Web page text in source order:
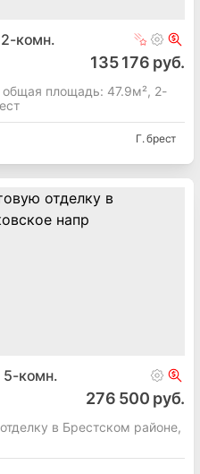
2-комн.
135 176 руб.
площадь: 47.9м², 2-
Г. брест
5-комн.
276 500 руб.
в Брестском районе,